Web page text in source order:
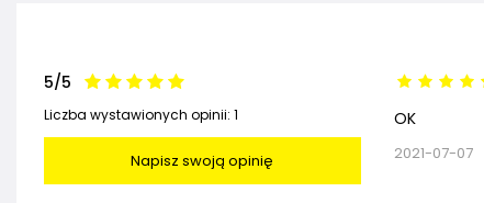
5/5
Liczba wystawionych opinii: 1
Napisz swoją opinię
OK
2021-07-07